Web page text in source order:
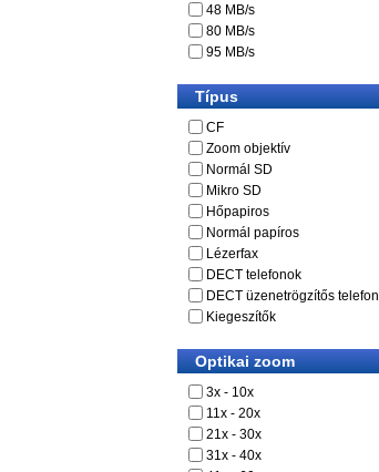
48 MB/s
80 MB/s
95 MB/s
Típus
CF
Zoom objektív
Normál SD
Mikro SD
Hőpapiros
Normál papíros
Lézerfax
DECT telefonok
DECT üzenetrögzítős telefon
Kiegeszítők
Optikai zoom
3x - 10x
11x - 20x
21x - 30x
31x - 40x